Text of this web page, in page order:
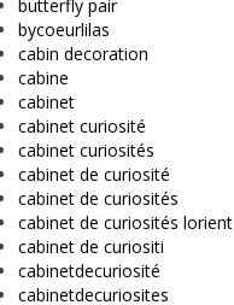
butterfly pair
bycoeurlilas
cabin decoration
cabine
cabinet
cabinet curiosité
cabinet curiosités
cabinet de curiosité
cabinet de curiosités
cabinet de curiosités lorient
cabinet de curiositi
cabinetdecuriosité
cabinetdecuriosites